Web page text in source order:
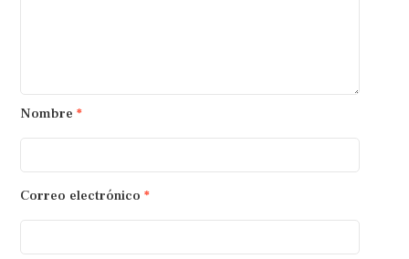
Nombre *
Correo electrónico *